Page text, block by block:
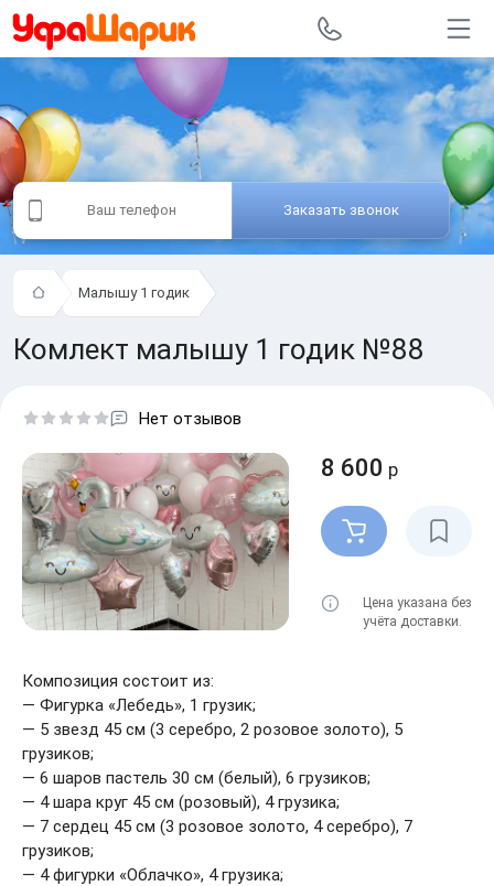
Заказать звонок
Малышу 1 годик
Комлект малышу 1 годик №88
Нет отзывов
8 600 р
Цена указана без
учёта доставки.
Композиция состоит из:
— Фигурка «Лебедь», 1 грузик;
— 5 звезд 45 см (3 серебро, 2 розовое золото), 5
грузиков;
— 6 шаров пастель 30 см (белый), 6 грузиков;
— 4 шара круг 45 см (розовый), 4 грузика;
— 7 сердец 45 см (3 розовое золото, 4 серебро), 7
грузиков;
— 4 фигурки «Облачко», 4 грузика;